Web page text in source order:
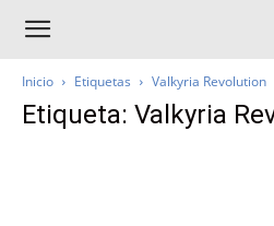
Inicio Etiquetas Valkyria Revolution
Etiqueta: Valkyria